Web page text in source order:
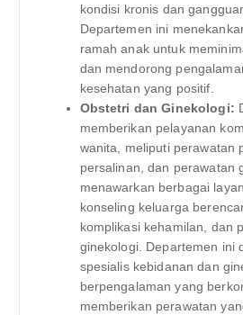
kondisi kronis dan
Departemen ini
ramah anak untuk
dan mendorong
kesehatan yang positif.
Obstetri dan Ginekologi:
memberikan pelayanan
wanita, meliputi perawatan
persalinan, dan perawatan
menawarkan berbagai
konseling keluarga
komplikasi kehamilan, dan
ginekologi. Departemen ini
spesialis kebidanan dan
berpengalaman yang
memberikan perawatan